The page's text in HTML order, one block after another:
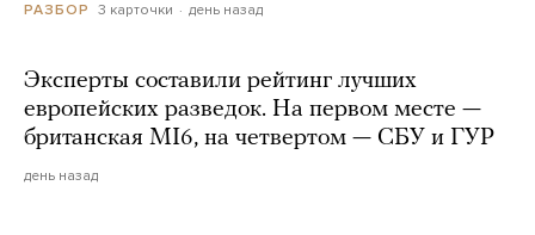
РАЗБОР 3 карточки день назад
Эксперты составили рейтинг лучших
европейских разведок. На первом месте —
британская MI6, на четвертом — СБУ и ГУР
день назад